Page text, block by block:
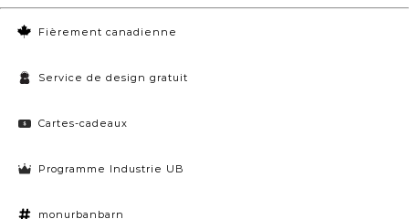
Fièrement canadienne
Service de design gratuit
Cartes-cadeaux
Programme Industrie UB
monurbanbarn